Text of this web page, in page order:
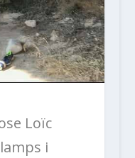
Loïc
i